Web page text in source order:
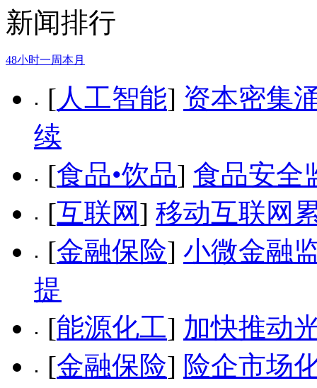
新闻排行
48小时一周本月
[人工智能] 资本密集
续
[食品•饮品] 食品安全
[互联网] 移动互联网
[金融保险] 小微金融
提
[能源化工] 加快推动
[金融保险] 险企市场